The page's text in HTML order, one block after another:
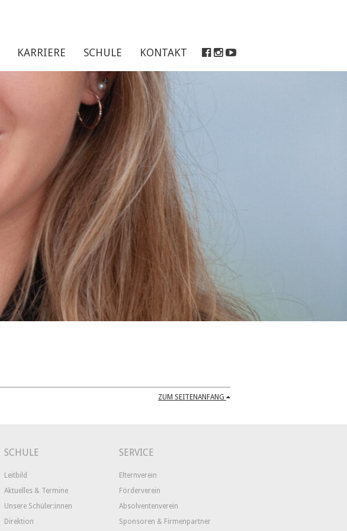
KARRIERE SCHULE KONTAKT
ZUM SEITENANFANG
SCHULE
Leitbild
Aktuelles & Termine
Unsere Schüler:innen
Direktion
SERVICE
Elternverein
Förderverein
Absolventenverein
Sponsoren & Firmenpartner